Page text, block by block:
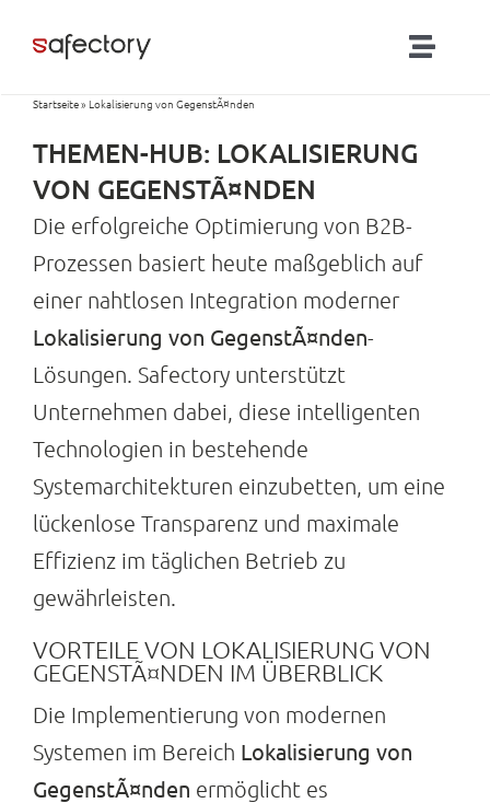
Inhalt
Lösungen
Partner
Produkte
Suche
nach:
Startseite» Lokalisierung von GegenstÃ¤nden
THEMEN-HUB: LOKALISIERUNG
VON GEGENSTÃ¤NDEN
Die erfolgreiche Optimierung von B2B-
Prozessen basiert heute maßgeblich auf
einer nahtlosen Integration moderner
Lokalisierung von GegenstÃ¤nden-
Lösungen. Safectory unterstützt
Unternehmen dabei, diese intelligenten
Technologien in bestehende
Systemarchitekturen einzubetten, um eine
lückenlose Transparenz und maximale
Effizienz im täglichen Betrieb zu
gewährleisten.
VORTEILE VON LOKALISIERUNG VON
GEGENSTÃ¤NDEN IM ÜBERBLICK
Die Implementierung von modernen
Systemen im Bereich Lokalisierung von
GegenstÃ¤nden ermöglicht es